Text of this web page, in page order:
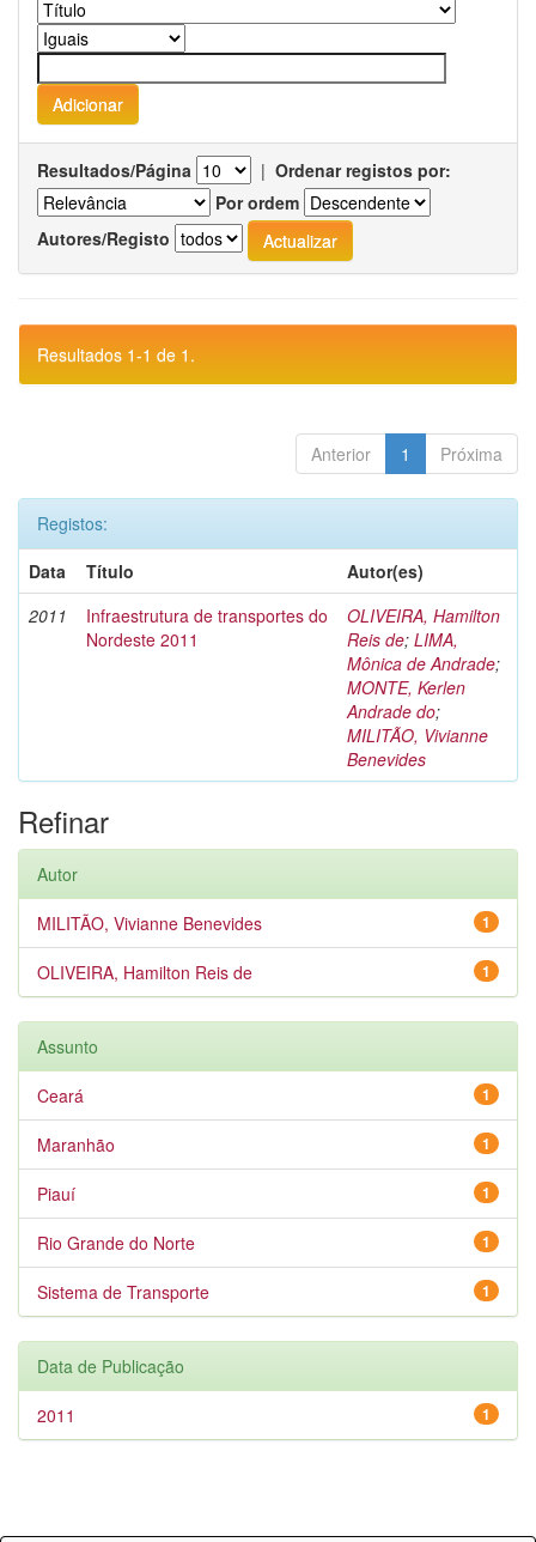
Resultados/Página | Ordenar registos por:
Por ordem
Autores/Registo
Resultados 1-1 de 1.
Anterior 1 Próxima
Registos:
Data
Título
Autor(es)
2011
Infraestrutura de transportes do
Nordeste 2011
OLIVEIRA, Hamilton
Reis de; LIMA,
Mônica de Andrade;
MONTE, Kerlen
Andrade do;
MILITÃO, Vivianne
Benevides
Refinar
Autor
1
MILITÃO, Vivianne Benevides
1
OLIVEIRA, Hamilton Reis de
Assunto
1
Ceará
1
Maranhão
1
Piauí
1
Rio Grande do Norte
1
Sistema de Transporte
Data de Publicação
1
2011